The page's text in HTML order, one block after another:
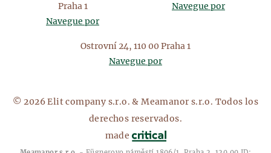
Praha 1
Navegue por
Navegue por
Ostrovní 24, 110 00 Praha 1
Navegue por
© 2026 Elit company s.r.o. & Meamanor s.r.o. Todos los
derechos reservados.
made